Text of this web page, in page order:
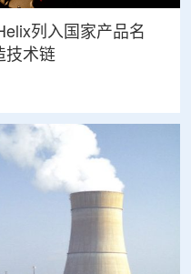
列入国家产品名
技术链